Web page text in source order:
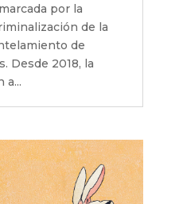
por la
de la
de
Desde 2018, la
a...